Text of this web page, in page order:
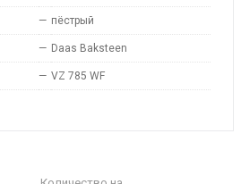
— пёстрый
— Daas Baksteen
— VZ 785 WF